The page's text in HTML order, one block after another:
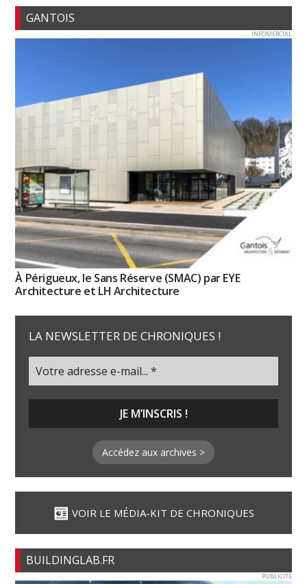
GANTOIS
INFOMERCIAL
À Périgueux, le Sans Réserve (SMAC) par EYE
Architecture et LH Architecture
LA NEWSLETTER DE CHRONIQUES !
Accédez aux archives >
VOIR LE MÉDIA-KIT DE CHRONIQUES
BUILDINGLAB.FR
PUBLICITE